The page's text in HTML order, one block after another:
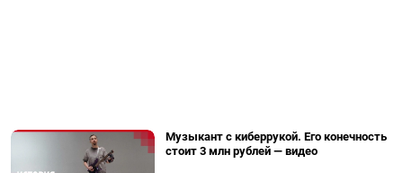
Музыкант с киберрукой. Его конечность
стоит 3 млн рублей — видео